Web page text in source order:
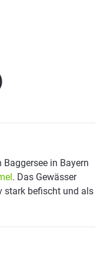
in Bayern
. Das Gewässer
stark befischt und als